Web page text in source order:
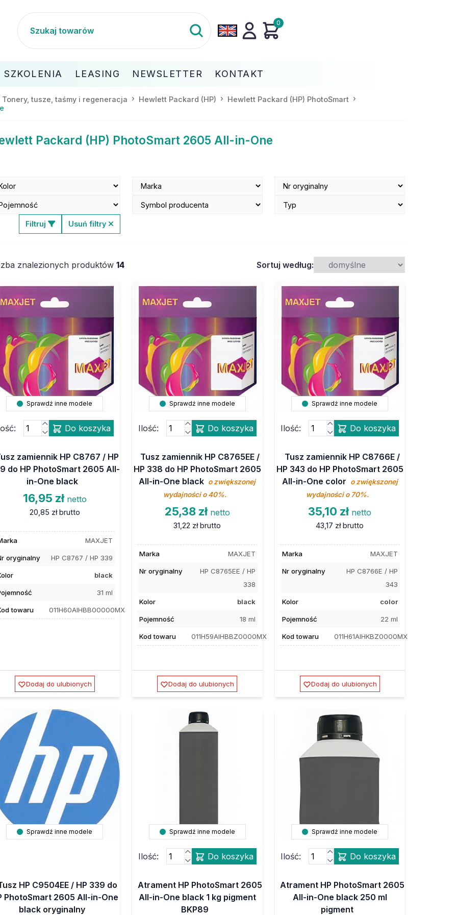
0
SZKOLENIA LEASING NEWSLETTER KONTAKT
Tonery, tusze, taśmy i regeneracja Hewlett Packard (HP)
Hewlett Packard (HP) PhotoSmart
Packard (HP) PhotoSmart 2605 All-in-One
Filtruj Usuń filtry
znalezionych produktów 14 Sortuj według:
Sprawdź inne modele
Do koszyka
zamiennik HP C8767 / HP
do HP PhotoSmart 2605 All-
in-One black
16,95 zł netto
20,85 zł brutto
MAXJET
oryginalny HP C8767 / HP 339
black
31 ml
towaru 011H60AIHBB00000MX
Dodaj do ulubionych
Sprawdź inne modele
Ilość: Do koszyka
Tusz zamiennik HP C8765EE /
HP 338 do HP PhotoSmart 2605
All-in-One black o zwiększonej
wydajności o 40%.
25,38 zł netto
31,22 zł brutto
Marka MAXJET
Nr oryginalny
HP C8765EE / HP
338
Kolor black
Pojemność 18 ml
Kod towaru 011H59AIHBBZ0000MX
Dodaj do ulubionych
Sprawdź inne modele
Ilość: Do koszyka
Tusz zamiennik HP C8766E /
HP 343 do HP PhotoSmart 2605
All-in-One color
o zwiększonej
wydajności o 70%.
35,10 zł netto
43,17 zł brutto
Marka MAXJET
Nr oryginalny
HP C8766E / HP
343
Kolor color
Pojemność 22 ml
Kod towaru 011H61AIHKBZ0000MX
Dodaj do ulubionych
Sprawdź inne modele
HP C9504EE / HP 339 do
PhotoSmart 2605 All-in-One
black oryginalny
Sprawdź inne modele
Ilość: Do koszyka
Atrament HP PhotoSmart 2605
All-in-One black 1 kg pigment
BKP89
Sprawdź inne modele
Ilość: Do koszyka
Atrament HP PhotoSmart 2605
All-in-One black 250 ml
pigment